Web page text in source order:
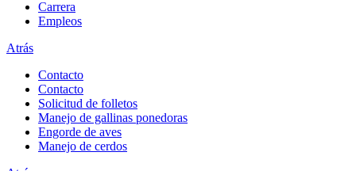
Carrera
Empleos
Atrás
Contacto
Contacto
Solicitud de folletos
Manejo de gallinas ponedoras
Engorde de aves
Manejo de cerdos